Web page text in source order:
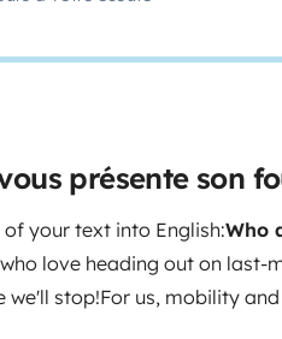
présente son
your text into English:Who
love heading out on last-
we'll stop!For us, mobility
kids gave the van) has been